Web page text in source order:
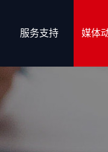
服务支持 媒体